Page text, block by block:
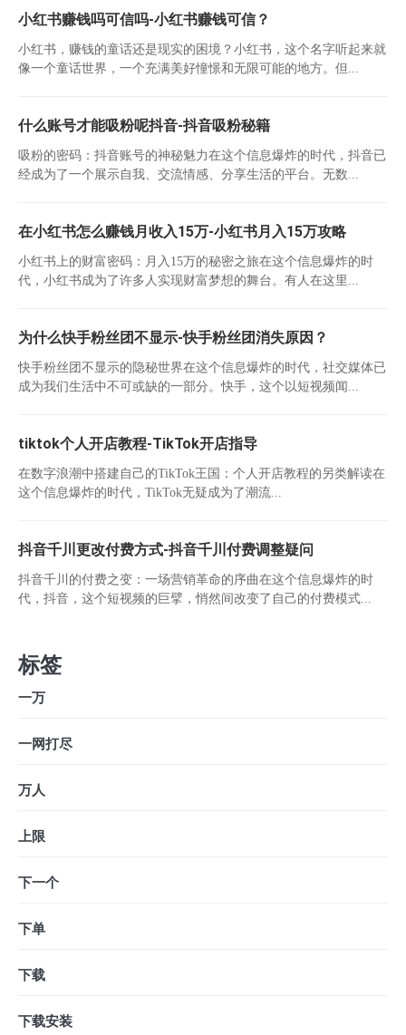
小红书赚钱吗可信吗-小红书赚钱可信？
小红书，赚钱的童话还是现实的困境？小红书，这个名字听起来就
像一个童话世界，一个充满美好憧憬和无限可能的地方。但...
什么账号才能吸粉呢抖音-抖音吸粉秘籍
吸粉的密码：抖音账号的神秘魅力在这个信息爆炸的时代，抖音已
经成为了一个展示自我、交流情感、分享生活的平台。无数...
在小红书怎么赚钱月收入15万-小红书月入15万攻略
小红书上的财富密码：月入15万的秘密之旅在这个信息爆炸的时
代，小红书成为了许多人实现财富梦想的舞台。有人在这里...
为什么快手粉丝团不显示-快手粉丝团消失原因？
快手粉丝团不显示的隐秘世界在这个信息爆炸的时代，社交媒体已
成为我们生活中不可或缺的一部分。快手，这个以短视频闻...
tiktok个人开店教程-TikTok开店指导
在数字浪潮中搭建自己的TikTok王国：个人开店教程的另类解读在
这个信息爆炸的时代，TikTok无疑成为了潮流...
抖音千川更改付费方式-抖音千川付费调整疑问
抖音千川的付费之变：一场营销革命的序曲在这个信息爆炸的时
代，抖音，这个短视频的巨擘，悄然间改变了自己的付费模式...
标签
一万
一网打尽
万人
上限
下一个
下单
下载
下载安装